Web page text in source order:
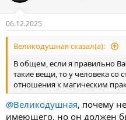
иметь хоть какие то
как будет обмагован
не привязанного к
арт был чистый изначально,
будет выбран неправильно, то
"всратая хрень", негодная к
заплатили немало денег.
06.12.2025
Великодушная сказал(а):
В общем, если я правильно
такие вещи, то у человека
отношения к магическим
@Великодушная, почему
имеющего, но он должен